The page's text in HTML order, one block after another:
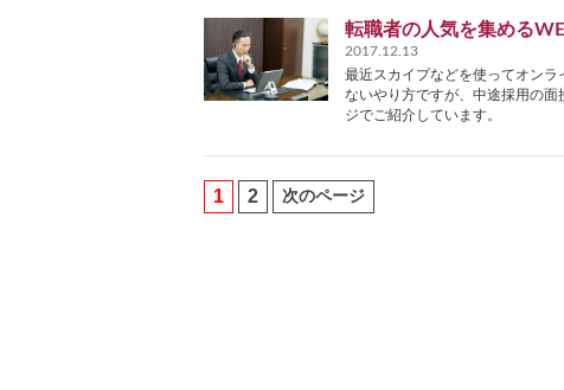
転職者の人気を集める
2017.12.13
最近スカイプなどを使ってオン
ないやり方ですが、中途採用の
ジでご紹介しています。
1 2 次のページ